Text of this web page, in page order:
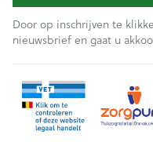
Door op inschrijven te
nieuwsbrief en gaat u